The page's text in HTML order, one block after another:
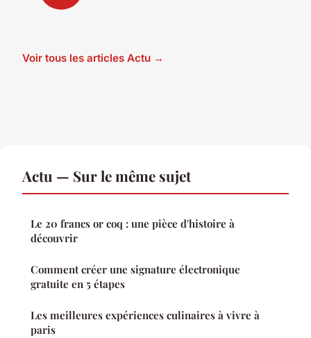
Voir tous les articles Actu →
Actu — Sur le même sujet
Le 20 francs or coq : une pièce d'histoire à
découvrir
Comment créer une signature électronique
gratuite en 5 étapes
Les meilleures expériences culinaires à vivre à
paris